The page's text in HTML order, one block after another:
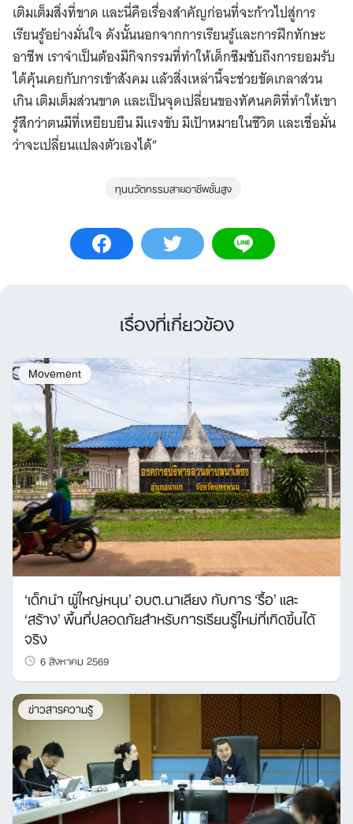
เติมเต็มสิ่งที่ขาด และนี่คือเรื่องสำคัญก่อนที่จะก้าวไปสู่การ
เรียนรู้อย่างมั่นใจ ดังนั้นนอกจากการเรียนรู้และการฝึกทักษะ
อาชีพ เราจำเป็นต้องมีกิจกรรมที่ทำให้เด็กซึมซับถึงการยอมรับ
ได้คุ้นเคยกับการเข้าสังคม แล้วสิ่งเหล่านี้จะช่วยขัดเกลาส่วน
เกิน เติมเต็มส่วนขาด และเป็นจุดเปลี่ยนของทัศนคติที่ทำให้เขา
รู้สึกว่าตนมีที่เหยียบยืน มีแรงขับ มีเป้าหมายในชีวิต และเชื่อมั่น
ว่าจะเปลี่ยนแปลงตัวเองได้”
ทุนนวัตกรรมสายอาชีพชั้นสูง
เรื่องที่เกี่ยวข้อง
Movement
‘เด็กนำ ผู้ใหญ่หนุน’ อบต.นาเลียง กับการ ‘รื้อ’ และ
‘สร้าง’ พื้นที่ปลอดภัยสำหรับการเรียนรู้ใหม่ที่เกิดขึ้นได้
จริง
6 สิงหาคม 2569
ข่าวสารความรู้